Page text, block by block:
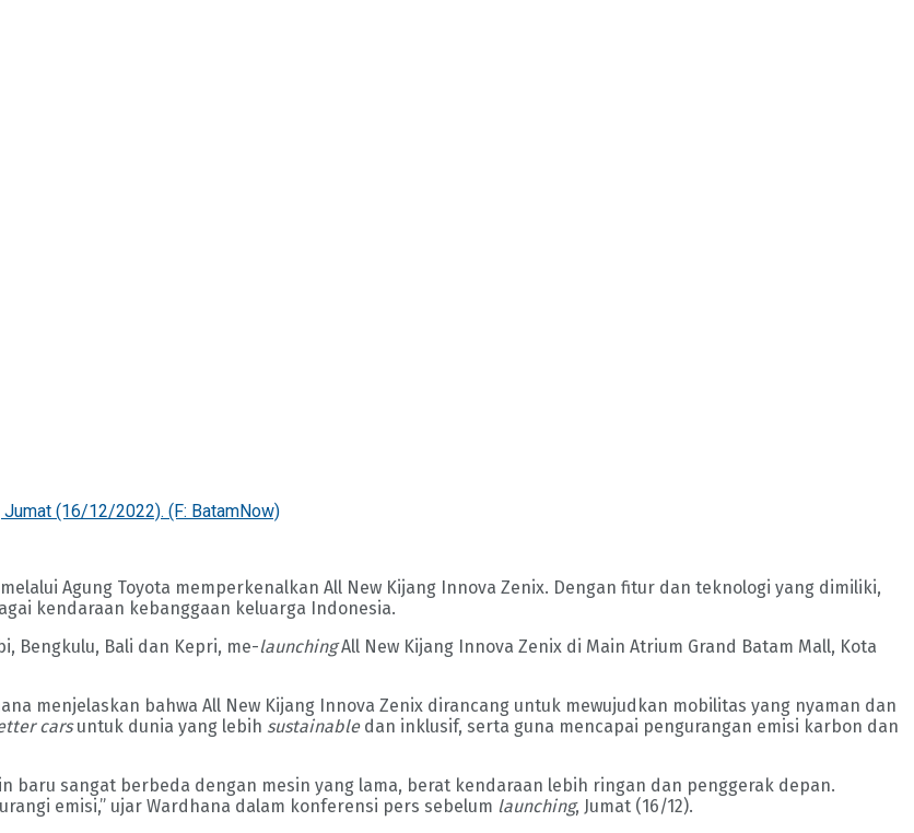
Jumat (16/12/2022). (F: BatamNow)
Agung Toyota memperkenalkan All New Kijang Innova Zenix. Dengan fitur dan teknologi yang dimiliki,
kendaraan kebanggaan keluarga Indonesia.
Bengkulu, Bali dan Kepri, me-launchingAll New Kijang Innova Zenix di Main Atrium Grand Batam Mall, Kota
menjelaskan bahwa All New Kijang Innova Zenix dirancang untuk mewujudkan mobilitas yang nyaman dan
carsuntuk dunia yang lebih sustainabledan inklusif, serta guna mencapai pengurangan emisi karbon dan
baru sangat berbeda dengan mesin yang lama, berat kendaraan lebih ringan dan penggerak depan.
emisi,” ujar Wardhana dalam konferensi pers sebelum launching, Jumat (16/12).